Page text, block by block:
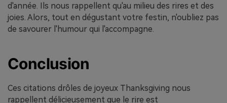
d'année. Ils nous rappellent qu'au milieu des rires et des
joies. Alors, tout en dégustant votre festin, n'oubliez pas
de savourer l'humour qui l'accompagne.
Conclusion
Ces citations drôles de joyeux Thanksgiving nous
rappellent délicieusement que le rire est